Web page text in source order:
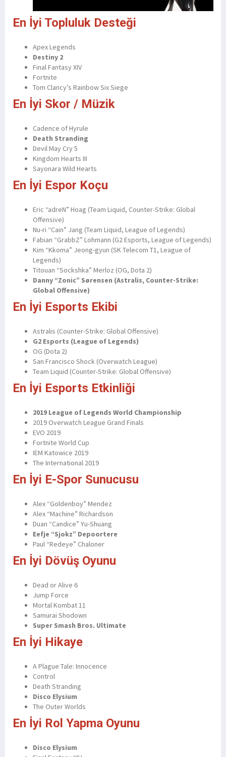
En İyi Topluluk Desteği
Apex Legends
Destiny 2
Final Fantasy XIV
Fortnite
Tom Clancy’s Rainbow Six Siege
En İyi Skor / Müzik
Cadence of Hyrule
Death Stranding
Devil May Cry 5
Kingdom Hearts III
Sayonara Wild Hearts
En İyi Espor Koçu
Eric “adreN” Hoag (Team Liquid, Counter-Strike: Global
Offensive)
Nu-ri “Cain” Jang (Team Liquid, League of Legends)
Fabian “GrabbZ” Lohmann (G2 Esports, League of Legends)
Kim “Kkoma” Jeong-gyun (SK Telecom T1, League of
Legends)
Titouan “Sockshka” Merloz (OG, Dota 2)
Danny “Zonic” Sørensen (Astralis, Counter-Strike:
Global Offensive)
En İyi Esports Ekibi
Astralis (Counter-Strike: Global Offensive)
G2 Esports (League of Legends)
OG (Dota 2)
San Francisco Shock (Overwatch League)
Team Liquid (Counter-Strike: Global Offensive)
En İyi Esports Etkinliği
2019 League of Legends World Championship
2019 Overwatch League Grand Finals
EVO 2019
Fortnite World Cup
IEM Katowice 2019
The International 2019
En İyi E-Spor Sunucusu
Alex “Goldenboy” Mendez
Alex “Machine” Richardson
Duan “Candice” Yu-Shuang
Eefje “Sjokz” Depoortere
Paul “Redeye” Chaloner
En İyi Dövüş Oyunu
Dead or Alive 6
Jump Force
Mortal Kombat 11
Samurai Shodown
Super Smash Bros. Ultimate
En İyi Hikaye
A Plague Tale: Innocence
Control
Death Stranding
Disco Elysium
The Outer Worlds
En İyi Rol Yapma Oyunu
Disco Elysium